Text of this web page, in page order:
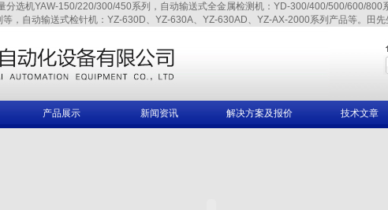
分选机YAW-150/220/300/450系列，自动输送式全金属检测机：YD-300/400/500/600/
，自动输送式检针机：YZ-630D、YZ-630A、YZ-630AD、YZ-AX-2000系列产品等。田
产品展示 新闻资讯 解决方案及报价 技术文章